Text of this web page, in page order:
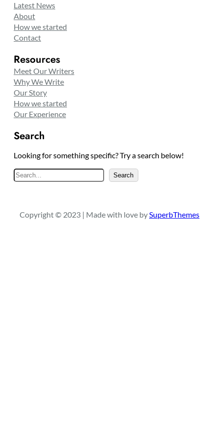
Latest News
About
How we started
Contact
Resources
Meet Our Writers
Why We Write
Our Story
How we started
Our Experience
Search
Looking for something specific? Try a search below!
S
e
c
Search
Copyright © 2023 | Made with love bySuperbThemes